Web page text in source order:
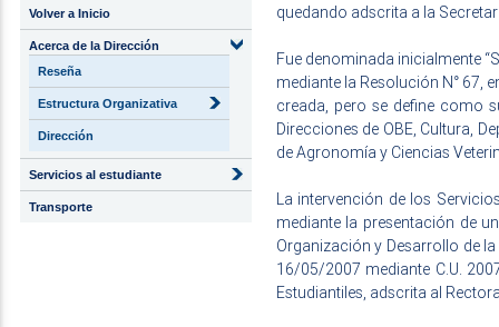
Volver a Inicio
Acerca de la Dirección
Reseña
Estructura Organizativa
Dirección
Servicios al estudiante
Transporte
quedando adscrita a la
Fue denominada inicialmente
mediante la Resolución N° 67,
creada, pero se define como
Direcciones de OBE, Cultura,
de Agronomía y Ciencias
La intervención de los
mediante la presentación de
Organización y Desarrollo de
16/05/2007 mediante C.U.
Estudiantiles, adscrita al